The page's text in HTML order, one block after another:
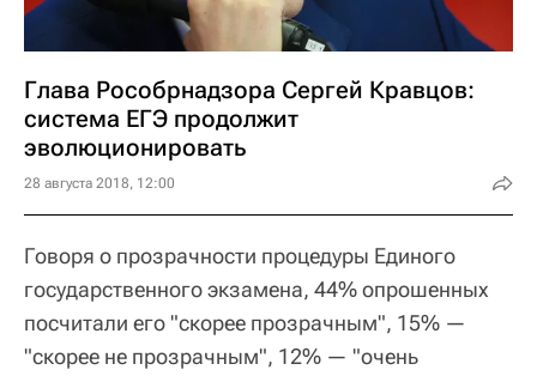
Глава Рособрнадзора Сергей Кравцов:
система ЕГЭ продолжит
эволюционировать
28 августа 2018, 12:00
Говоря о прозрачности процедуры Единого
государственного экзамена, 44% опрошенных
посчитали его "скорее прозрачным", 15% —
"скорее не прозрачным", 12% — "очень